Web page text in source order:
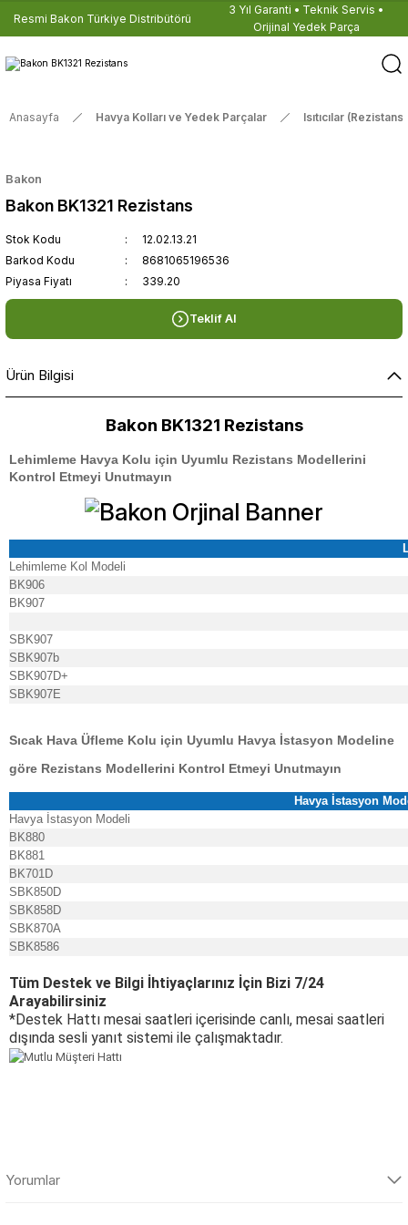
Resmi Bakon Türkiye Distribütörü
3 Yıl Garanti • Teknik Servis •
Orijinal Yedek Parça
Anasayfa Havya Kolları ve Yedek Parçalar Isıtıcılar
Bakon
Bakon BK1321 Rezistans
Stok Kodu
12.02.13.21
Barkod Kodu
8681065196536
Piyasa Fiyatı
339.20
Teklif Al
Ürün Bilgisi
Bakon BK1321 Rezistans
Lehimleme Havya Kolu için Uyumlu Rezistans Modellerini
Kontrol Etmeyi Unutmayın
Lehimleme Kol Modeli
BK906
BK907
SBK907
SBK907b
SBK907D+
SBK907E
Sıcak Hava Üfleme Kolu için Uyumlu Havya İstasyon Modeline
göre Rezistans Modellerini Kontrol Etmeyi Unutmayın
Havya İstasyon
Havya İstasyon Modeli
BK880
BK881
BK701D
SBK850D
SBK858D
SBK870A
SBK8586
Tüm Destek ve Bilgi İhtiyaçlarınız İçin Bizi 7/24
Arayabilirsiniz
*Destek Hattı mesai saatleri içerisinde canlı, mesai saatleri
dışında sesli yanıt sistemi ile çalışmaktadır.
Yorumlar